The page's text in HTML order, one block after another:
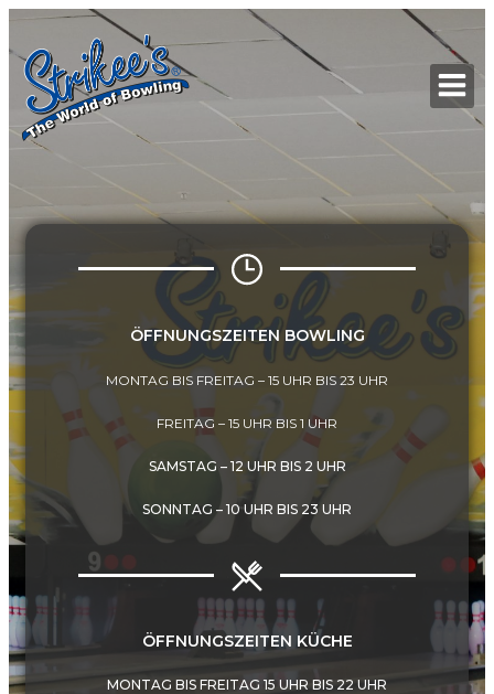
Inhalt
springen
ÖFFNUNGSZEITEN BOWLING
MONTAG BIS FREITAG – 15 UHR BIS 23 UHR
FREITAG – 15 UHR BIS 1 UHR
SAMSTAG – 12 UHR BIS 2 UHR
SONNTAG – 10 UHR BIS 23 UHR
ÖFFNUNGSZEITEN KÜCHE
MONTAG BIS FREITAG 15 UHR BIS 22 UHR